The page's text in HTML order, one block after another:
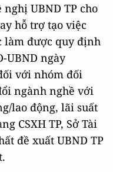
UBND TP cho
hỗ trợ tạo việc
làm được quy định
UBND ngày
với nhóm đối
ngành nghề với
lao động, lãi suất
CSXH TP, Sở Tài
đề xuất UBND TP